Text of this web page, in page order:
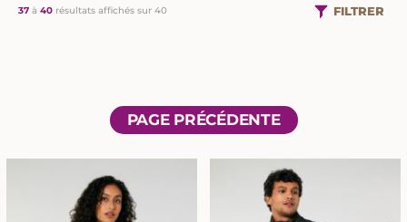
37 à 40 résultats affichés sur 40 FILTRER
PAGE PRÉCÉDENTE